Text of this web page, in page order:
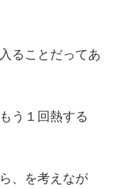
ることだってあ
う１回熱する
、を考えなが